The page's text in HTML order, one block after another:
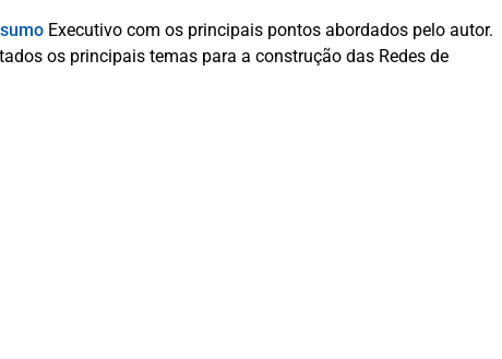
Executivo com os principais pontos abordados pelo autor.
os principais temas para a construção das Redes de